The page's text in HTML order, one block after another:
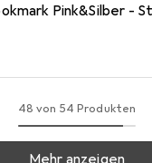
Pink&Silber -
48 von 54 Produkten
Mehr anzeigen